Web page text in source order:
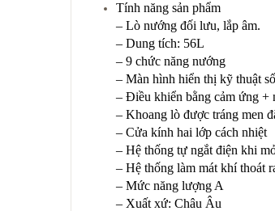
Tính năng sản phẩm
– Lò nướng đối lưu, lắp âm.
– Dung tích: 56L
– 9 chức năng nướng
– Màn hình hiển thị kỹ thuật
– Điều khiển bằng cảm ứng +
– Khoang lò được tráng men
– Cửa kính hai lớp cách nhiệt
– Hệ thống tự ngắt điện khi
– Hệ thống làm mát khí thoát
– Mức năng lượng A
– Xuất xứ: Châu Âu